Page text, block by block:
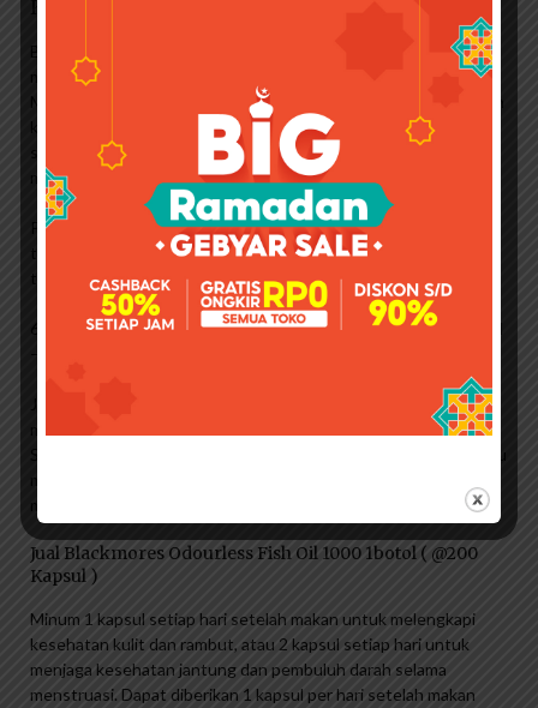
Blackmores ini merupakan suplemen multivitamin untuk
mendukung daya tahan tubuh anak di bawah usia 12 tahun.
Mengandung vitamin dan mineral zinc yang dapat meningkatkan
kekebalan tubuh serta memiliki rasa jeruk yang cocok untuk
selera anak-anak. Tidak mengandung gula sehingga tidak
merusak gigi, tanpa gula, dan xylitol (pemanis tumbuhan alami).
Paling baik untuk anak usia 2-12 tahun setelah makan, cukup 2
tablet sehari. Tidak dianjurkan untuk anak di bawah usia 2
tahun.
6. Blackmore’s Evening Primrose Oil + Minyak Ikan – 100 Kapsul
– Sumber Asam Lemak Omega 3 dan Omega 6 (Rp 347.998)
Jenis Produk Blackmores Evening Primrose Oil + Fish Oil
mengandung asam lemak esensial, Omega-3 dan Omega-6.
Semua kandungan tersebut secara bersamaan dapat membantu
menjaga kesehatan dan perkembangan struktur dan fungsi
membran sel kulit dan rambut.
Jual Blackmores Odourless Fish Oil 1000 1botol ( @200
Kapsul )
Minum 1 kapsul setiap hari setelah makan untuk melengkapi
kesehatan kulit dan rambut, atau 2 kapsul setiap hari untuk
menjaga kesehatan jantung dan pembuluh darah selama
menstruasi. Dapat diberikan 1 kapsul per hari setelah makan